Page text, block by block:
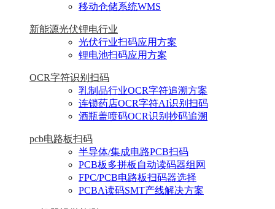
移动仓储系统WMS
新能源光伏锂电行业
光伏行业扫码应用方案
锂电池扫码应用方案
OCR字符识别扫码
乳制品行业OCR字符追溯方案
连锁药店OCR字符AI识别扫码
酒瓶盖喷码OCR识别抄码追溯
pcb电路板扫码
半导体/集成电路PCB扫码
PCB板多拼板自动读码器组网
FPC/PCB电路板扫码器选择
PCBA读码SMT产线解决方案